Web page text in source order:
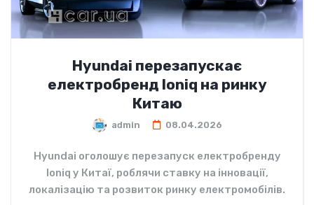
Hyundai перезапускає
електробренд Ioniq на ринку
Китаю
admin 08.04.2026
Hyundai оголошує перезапуск електробренду
Ioniq у Китаї, роблячи ставку на інновації,
локалізацію та розвиток ринку електромобілів.